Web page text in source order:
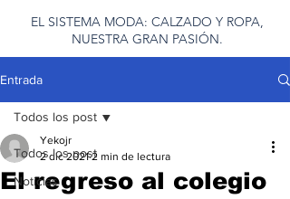
EL SISTEMA MODA: CALZADO Y ROPA,
NUESTRA GRAN PASIÓN.
Entrada
Todos los post
Noticias
Todos los post
El regreso al colegio
Yekojr
2 dic 2021 2 min de lectura